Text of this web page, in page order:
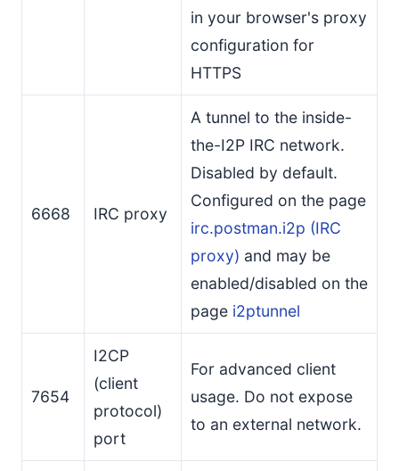
in your browser's proxy
configuration for
HTTPS
6668 IRC proxy
A tunnel to the inside-
the-I2P IRC network.
Disabled by default.
Configured on the page
irc.postman.i2p (IRC
proxy) and may be
enabled/disabled on the
page i2ptunnel
7654
I2CP
(client
protocol)
port
For advanced client
usage. Do not expose
to an external network.